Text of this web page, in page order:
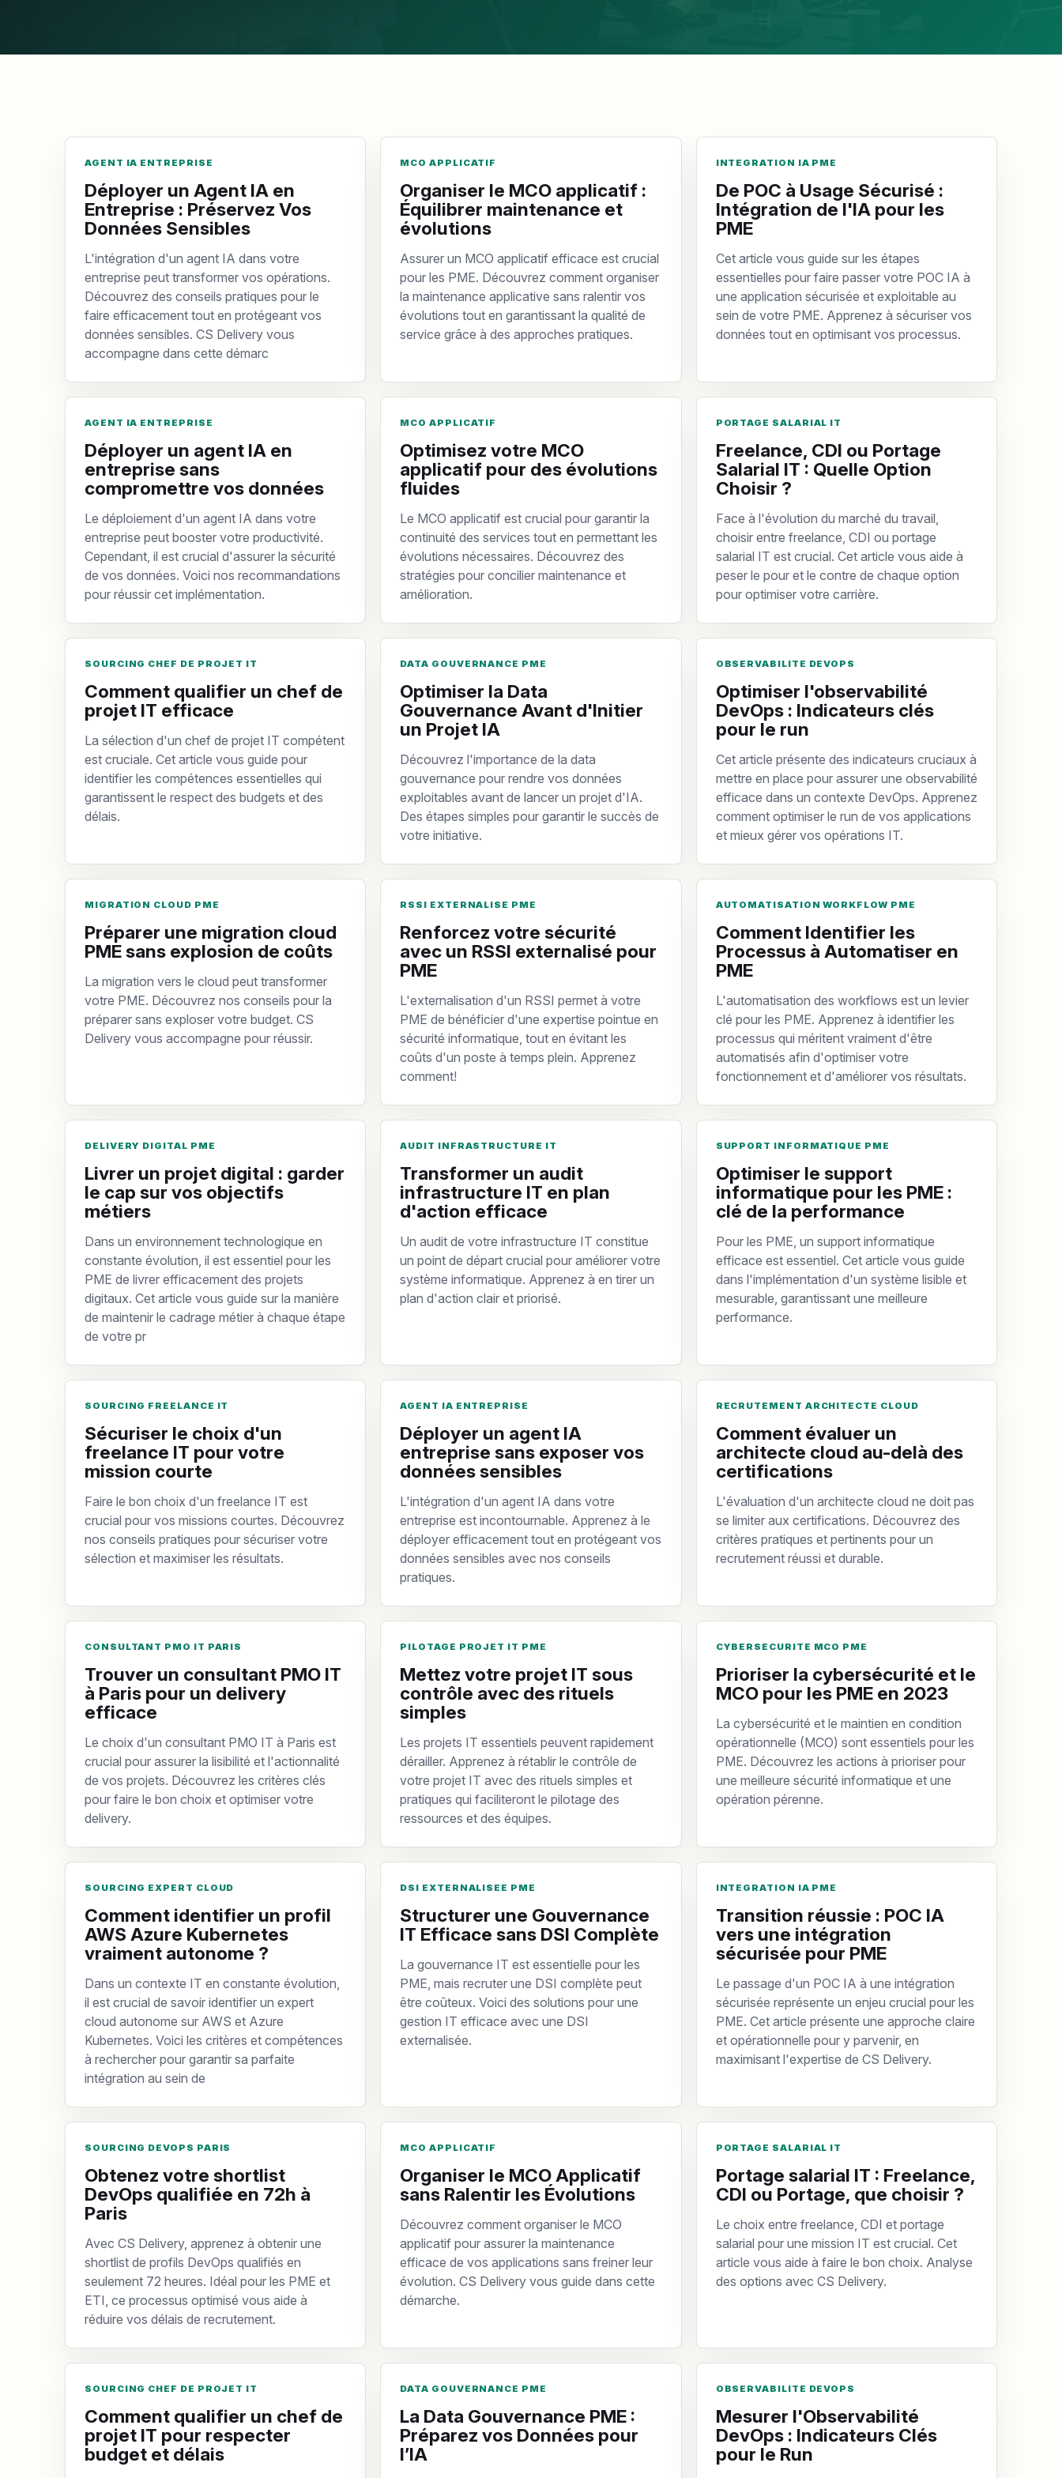
AGENT IA ENTREPRISE
Déployer un Agent IA en
Entreprise : Préservez Vos
Données Sensibles
L'intégration d'un agent IA dans votre
entreprise peut transformer vos opérations.
Découvrez des conseils pratiques pour le
faire efficacement tout en protégeant vos
données sensibles. CS Delivery vous
accompagne dans cette démarc
MCO APPLICATIF
Organiser le MCO applicatif :
Équilibrer maintenance et
évolutions
Assurer un MCO applicatif efficace est crucial
pour les PME. Découvrez comment organiser
la maintenance applicative sans ralentir vos
évolutions tout en garantissant la qualité de
service grâce à des approches pratiques.
INTEGRATION IA PME
De POC à Usage Sécurisé :
Intégration de l'IA pour les
PME
Cet article vous guide sur les étapes
essentielles pour faire passer votre POC IA à
une application sécurisée et exploitable au
sein de votre PME. Apprenez à sécuriser vos
données tout en optimisant vos processus.
AGENT IA ENTREPRISE
Déployer un agent IA en
entreprise sans
compromettre vos données
Le déploiement d'un agent IA dans votre
entreprise peut booster votre productivité.
Cependant, il est crucial d'assurer la sécurité
de vos données. Voici nos recommandations
pour réussir cet implémentation.
MCO APPLICATIF
Optimisez votre MCO
applicatif pour des évolutions
fluides
Le MCO applicatif est crucial pour garantir la
continuité des services tout en permettant les
évolutions nécessaires. Découvrez des
stratégies pour concilier maintenance et
amélioration.
PORTAGE SALARIAL IT
Freelance, CDI ou Portage
Salarial IT : Quelle Option
Choisir ?
Face à l'évolution du marché du travail,
choisir entre freelance, CDI ou portage
salarial IT est crucial. Cet article vous aide à
peser le pour et le contre de chaque option
pour optimiser votre carrière.
SOURCING CHEF DE PROJET IT
Comment qualifier un chef de
projet IT efficace
La sélection d'un chef de projet IT compétent
est cruciale. Cet article vous guide pour
identifier les compétences essentielles qui
garantissent le respect des budgets et des
délais.
DATA GOUVERNANCE PME
Optimiser la Data
Gouvernance Avant d'Initier
un Projet IA
Découvrez l'importance de la data
gouvernance pour rendre vos données
exploitables avant de lancer un projet d'IA.
Des étapes simples pour garantir le succès de
votre initiative.
OBSERVABILITE DEVOPS
Optimiser l'observabilité
DevOps : Indicateurs clés
pour le run
Cet article présente des indicateurs cruciaux à
mettre en place pour assurer une observabilité
efficace dans un contexte DevOps. Apprenez
comment optimiser le run de vos applications
et mieux gérer vos opérations IT.
MIGRATION CLOUD PME
Préparer une migration cloud
PME sans explosion de coûts
La migration vers le cloud peut transformer
votre PME. Découvrez nos conseils pour la
préparer sans exploser votre budget. CS
Delivery vous accompagne pour réussir.
RSSI EXTERNALISE PME
Renforcez votre sécurité
avec un RSSI externalisé pour
PME
L'externalisation d'un RSSI permet à votre
PME de bénéficier d'une expertise pointue en
sécurité informatique, tout en évitant les
coûts d'un poste à temps plein. Apprenez
comment!
AUTOMATISATION WORKFLOW PME
Comment Identifier les
Processus à Automatiser en
PME
L'automatisation des workflows est un levier
clé pour les PME. Apprenez à identifier les
processus qui méritent vraiment d'être
automatisés afin d'optimiser votre
fonctionnement et d'améliorer vos résultats.
DELIVERY DIGITAL PME
Livrer un projet digital : garder
le cap sur vos objectifs
métiers
Dans un environnement technologique en
constante évolution, il est essentiel pour les
PME de livrer efficacement des projets
digitaux. Cet article vous guide sur la manière
de maintenir le cadrage métier à chaque étape
de votre pr
AUDIT INFRASTRUCTURE IT
Transformer un audit
infrastructure IT en plan
d'action efficace
Un audit de votre infrastructure IT constitue
un point de départ crucial pour améliorer votre
système informatique. Apprenez à en tirer un
plan d'action clair et priorisé.
SUPPORT INFORMATIQUE PME
Optimiser le support
informatique pour les PME :
clé de la performance
Pour les PME, un support informatique
efficace est essentiel. Cet article vous guide
dans l'implémentation d'un système lisible et
mesurable, garantissant une meilleure
performance.
SOURCING FREELANCE IT
Sécuriser le choix d'un
freelance IT pour votre
mission courte
Faire le bon choix d'un freelance IT est
crucial pour vos missions courtes. Découvrez
nos conseils pratiques pour sécuriser votre
sélection et maximiser les résultats.
AGENT IA ENTREPRISE
Déployer un agent IA
entreprise sans exposer vos
données sensibles
L'intégration d'un agent IA dans votre
entreprise est incontournable. Apprenez à le
déployer efficacement tout en protégeant vos
données sensibles avec nos conseils
pratiques.
RECRUTEMENT ARCHITECTE CLOUD
Comment évaluer un
architecte cloud au-delà des
certifications
L'évaluation d'un architecte cloud ne doit pas
se limiter aux certifications. Découvrez des
critères pratiques et pertinents pour un
recrutement réussi et durable.
CONSULTANT PMO IT PARIS
Trouver un consultant PMO IT
à Paris pour un delivery
efficace
Le choix d'un consultant PMO IT à Paris est
crucial pour assurer la lisibilité et l'actionnalité
de vos projets. Découvrez les critères clés
pour faire le bon choix et optimiser votre
delivery.
PILOTAGE PROJET IT PME
Mettez votre projet IT sous
contrôle avec des rituels
simples
Les projets IT essentiels peuvent rapidement
dérailler. Apprenez à rétablir le contrôle de
votre projet IT avec des rituels simples et
pratiques qui faciliteront le pilotage des
ressources et des équipes.
CYBERSECURITE MCO PME
Prioriser la cybersécurité et le
MCO pour les PME en 2023
La cybersécurité et le maintien en condition
opérationnelle (MCO) sont essentiels pour les
PME. Découvrez les actions à prioriser pour
une meilleure sécurité informatique et une
opération pérenne.
SOURCING EXPERT CLOUD
Comment identifier un profil
AWS Azure Kubernetes
vraiment autonome ?
Dans un contexte IT en constante évolution,
il est crucial de savoir identifier un expert
cloud autonome sur AWS et Azure
Kubernetes. Voici les critères et compétences
à rechercher pour garantir sa parfaite
intégration au sein de
DSI EXTERNALISEE PME
Structurer une Gouvernance
IT Efficace sans DSI Complète
La gouvernance IT est essentielle pour les
PME, mais recruter une DSI complète peut
être coûteux. Voici des solutions pour une
gestion IT efficace avec une DSI
externalisée.
INTEGRATION IA PME
Transition réussie : POC IA
vers une intégration
sécurisée pour PME
Le passage d'un POC IA à une intégration
sécurisée représente un enjeu crucial pour les
PME. Cet article présente une approche claire
et opérationnelle pour y parvenir, en
maximisant l'expertise de CS Delivery.
SOURCING DEVOPS PARIS
Obtenez votre shortlist
DevOps qualifiée en 72h à
Paris
Avec CS Delivery, apprenez à obtenir une
shortlist de profils DevOps qualifiés en
seulement 72 heures. Idéal pour les PME et
ETI, ce processus optimisé vous aide à
réduire vos délais de recrutement.
MCO APPLICATIF
Organiser le MCO Applicatif
sans Ralentir les Évolutions
Découvrez comment organiser le MCO
applicatif pour assurer la maintenance
efficace de vos applications sans freiner leur
évolution. CS Delivery vous guide dans cette
démarche.
PORTAGE SALARIAL IT
Portage salarial IT : Freelance,
CDI ou Portage, que choisir ?
Le choix entre freelance, CDI et portage
salarial pour une mission IT est crucial. Cet
article vous aide à faire le bon choix. Analyse
des options avec CS Delivery.
SOURCING CHEF DE PROJET IT
Comment qualifier un chef de
projet IT pour respecter
budget et délais
DATA GOUVERNANCE PME
La Data Gouvernance PME :
Préparez vos Données pour
l’IA
OBSERVABILITE DEVOPS
Mesurer l'Observabilité
DevOps : Indicateurs Clés
pour le Run